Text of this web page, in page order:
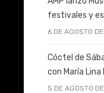
festivales y
6 DE AGOSTO
Cóctel de
con María
5 DE AGOSTO